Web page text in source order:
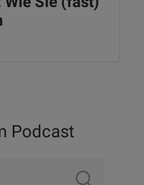
Podcast